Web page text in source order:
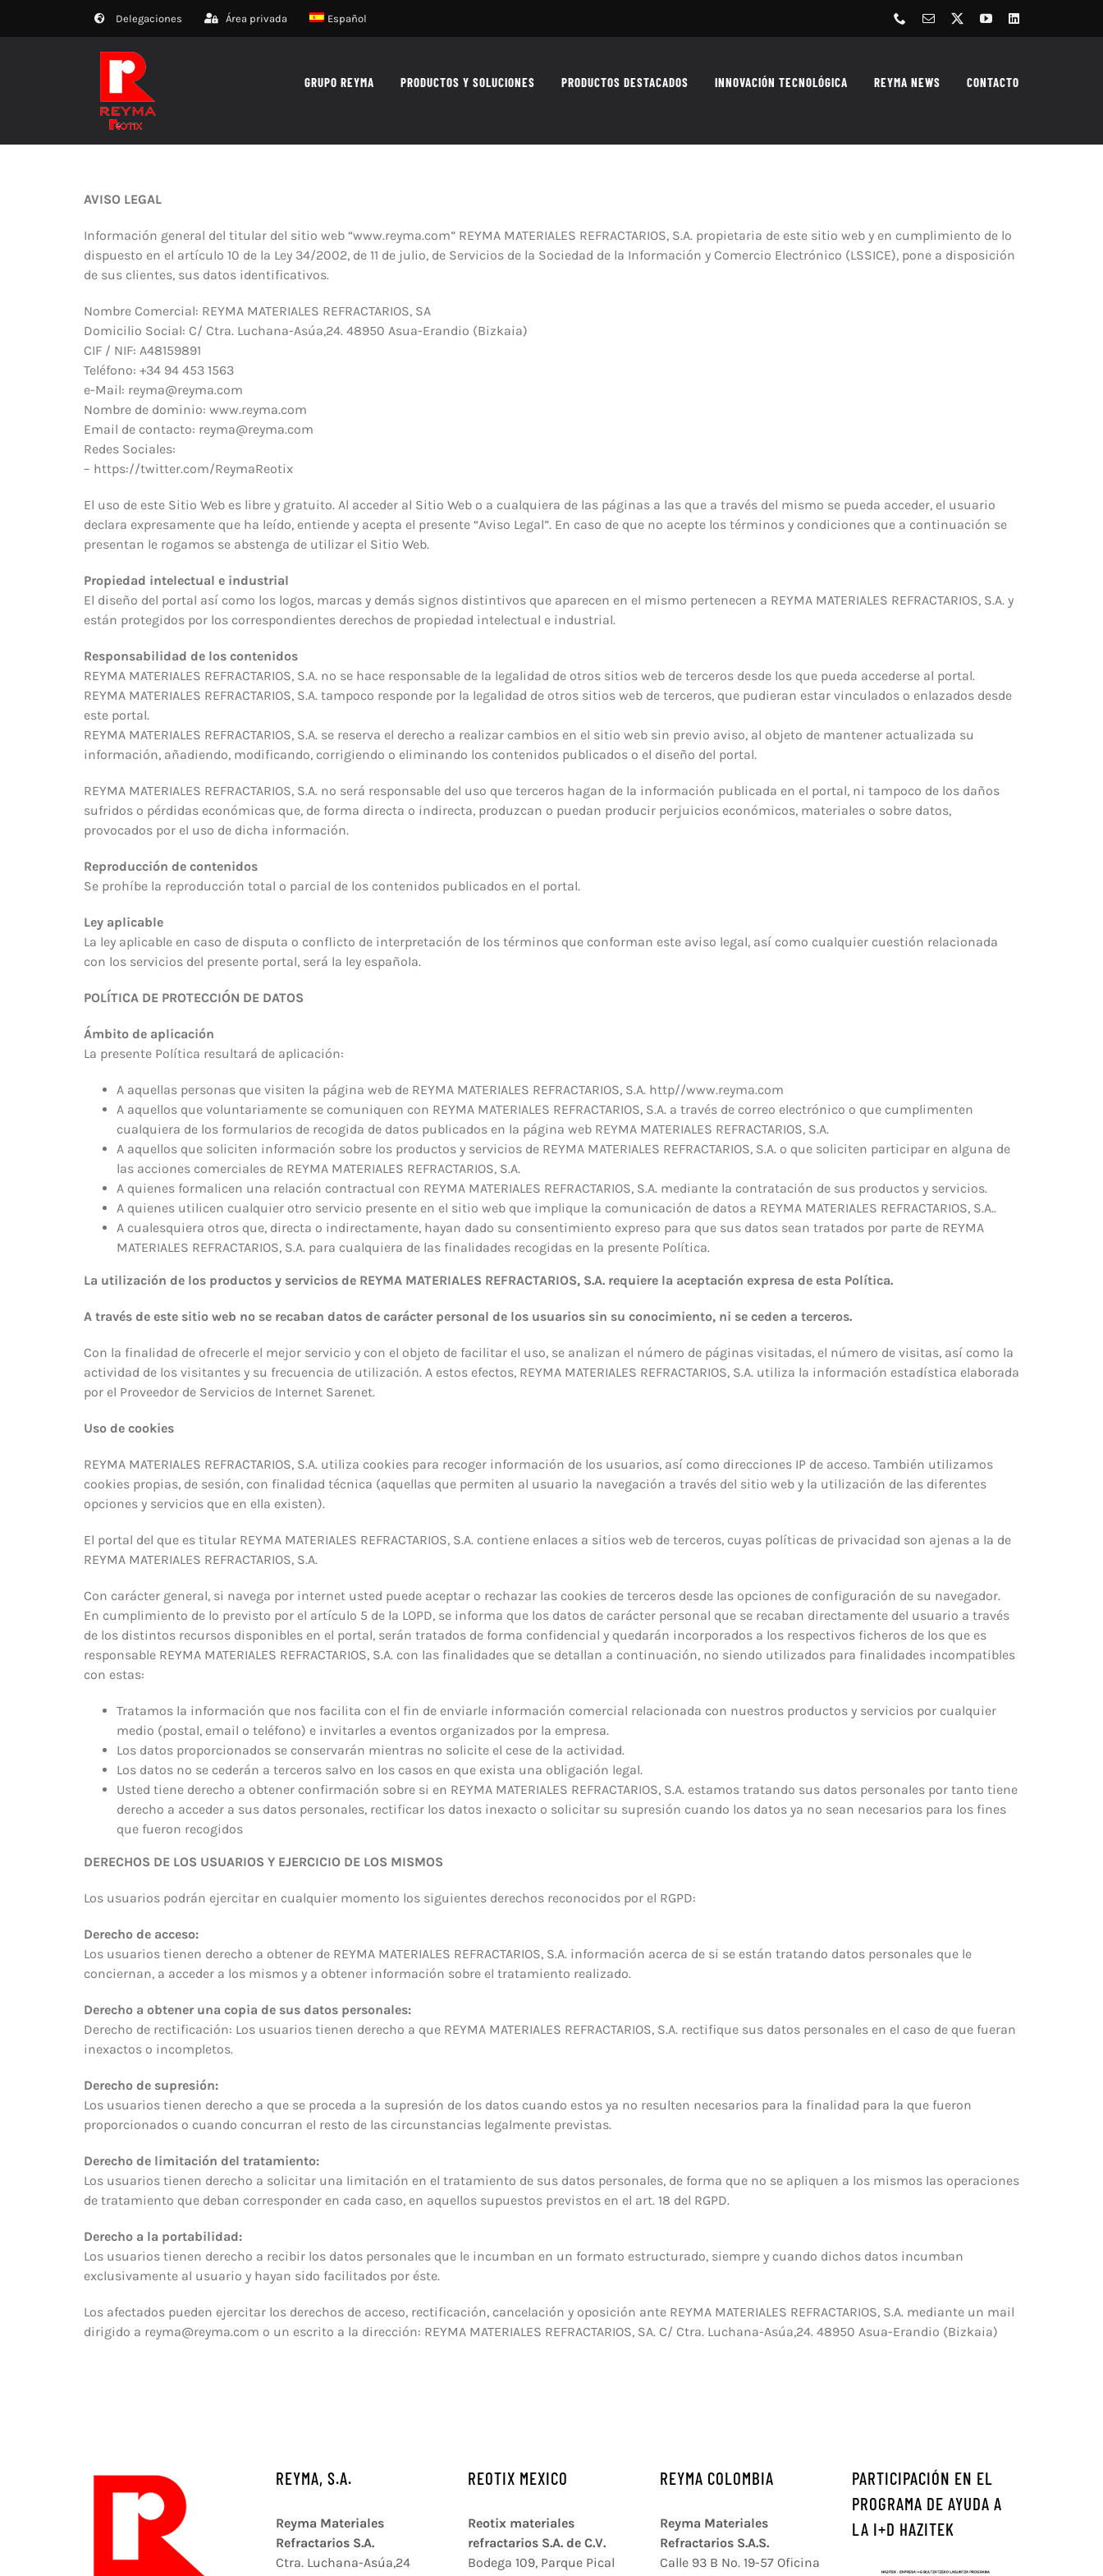
Delegaciones Área privada Español PhoneCorreo
YouTubeLinkedIn
GRUPO REYMA PRODUCTOS Y SOLUCIONES PRODUCTOS DESTACADOS INNOVACIÓN TECNOLÓGICA REYMA NEWS CONTACTO
AVISO LEGAL
Información general del titular del sitio web “www.reyma.com” REYMA MATERIALES REFRACTARIOS, S.A. propietaria de este sitio web y en cumplimiento de lo
dispuesto en el artículo 10 de la Ley 34/2002, de 11 de julio, de Servicios de la Sociedad de la Información y Comercio Electrónico (LSSICE), pone a disposición
de sus clientes, sus datos identificativos.
Nombre Comercial: REYMA MATERIALES REFRACTARIOS, SA
Domicilio Social: C/ Ctra. Luchana-Asúa,24. 48950 Asua-Erandio (Bizkaia)
CIF / NIF: A48159891
Teléfono: +34 94 453 1563
e-Mail: reyma@reyma.com
Nombre de dominio: www.reyma.com
Email de contacto: reyma@reyma.com
Redes Sociales:
– https://twitter.com/ReymaReotix
El uso de este Sitio Web es libre y gratuito. Al acceder al Sitio Web o a cualquiera de las páginas a las que a través del mismo se pueda acceder, el usuario
declara expresamente que ha leído, entiende y acepta el presente “Aviso Legal”. En caso de que no acepte los términos y condiciones que a continuación se
presentan le rogamos se abstenga de utilizar el Sitio Web.
Propiedad intelectual e industrial
El diseño del portal así como los logos, marcas y demás signos distintivos que aparecen en el mismo pertenecen a REYMA MATERIALES REFRACTARIOS, S.A. y
están protegidos por los correspondientes derechos de propiedad intelectual e industrial.
Responsabilidad de los contenidos
REYMA MATERIALES REFRACTARIOS, S.A. no se hace responsable de la legalidad de otros sitios web de terceros desde los que pueda accederse al portal.
REYMA MATERIALES REFRACTARIOS, S.A. tampoco responde por la legalidad de otros sitios web de terceros, que pudieran estar vinculados o enlazados desde
este portal.
REYMA MATERIALES REFRACTARIOS, S.A. se reserva el derecho a realizar cambios en el sitio web sin previo aviso, al objeto de mantener actualizada su
información, añadiendo, modificando, corrigiendo o eliminando los contenidos publicados o el diseño del portal.
REYMA MATERIALES REFRACTARIOS, S.A. no será responsable del uso que terceros hagan de la información publicada en el portal, ni tampoco de los daños
sufridos o pérdidas económicas que, de forma directa o indirecta, produzcan o puedan producir perjuicios económicos, materiales o sobre datos,
provocados por el uso de dicha información.
Reproducción de contenidos
Se prohíbe la reproducción total o parcial de los contenidos publicados en el portal.
Ley aplicable
La ley aplicable en caso de disputa o conflicto de interpretación de los términos que conforman este aviso legal, así como cualquier cuestión relacionada
con los servicios del presente portal, será la ley española.
POLÍTICA DE PROTECCIÓN DE DATOS
Ámbito de aplicación
La presente Política resultará de aplicación:
A aquellas personas que visiten la página web de REYMA MATERIALES REFRACTARIOS, S.A. http//www.reyma.com
A aquellos que voluntariamente se comuniquen con REYMA MATERIALES REFRACTARIOS, S.A. a través de correo electrónico o que cumplimenten
cualquiera de los formularios de recogida de datos publicados en la página web REYMA MATERIALES REFRACTARIOS, S.A.
A aquellos que soliciten información sobre los productos y servicios de REYMA MATERIALES REFRACTARIOS, S.A. o que soliciten participar en alguna de
las acciones comerciales de REYMA MATERIALES REFRACTARIOS, S.A.
A quienes formalicen una relación contractual con REYMA MATERIALES REFRACTARIOS, S.A. mediante la contratación de sus productos y servicios.
A quienes utilicen cualquier otro servicio presente en el sitio web que implique la comunicación de datos a REYMA MATERIALES REFRACTARIOS, S.A..
A cualesquiera otros que, directa o indirectamente, hayan dado su consentimiento expreso para que sus datos sean tratados por parte de REYMA
MATERIALES REFRACTARIOS, S.A. para cualquiera de las finalidades recogidas en la presente Política.
La utilización de los productos y servicios de REYMA MATERIALES REFRACTARIOS, S.A. requiere la aceptación expresa de esta Política.
A través de este sitio web no se recaban datos de carácter personal de los usuarios sin su conocimiento, ni se ceden a terceros.
Con la finalidad de ofrecerle el mejor servicio y con el objeto de facilitar el uso, se analizan el número de páginas visitadas, el número de visitas, así como la
actividad de los visitantes y su frecuencia de utilización. A estos efectos, REYMA MATERIALES REFRACTARIOS, S.A. utiliza la información estadística elaborada
por el Proveedor de Servicios de Internet Sarenet.
Uso de cookies
REYMA MATERIALES REFRACTARIOS, S.A. utiliza cookies para recoger información de los usuarios, así como direcciones IP de acceso. También utilizamos
cookies propias, de sesión, con finalidad técnica (aquellas que permiten al usuario la navegación a través del sitio web y la utilización de las diferentes
opciones y servicios que en ella existen).
El portal del que es titular REYMA MATERIALES REFRACTARIOS, S.A. contiene enlaces a sitios web de terceros, cuyas políticas de privacidad son ajenas a la de
REYMA MATERIALES REFRACTARIOS, S.A.
Con carácter general, si navega por internet usted puede aceptar o rechazar las cookies de terceros desde las opciones de configuración de su navegador.
En cumplimiento de lo previsto por el artículo 5 de la LOPD, se informa que los datos de carácter personal que se recaban directamente del usuario a través
de los distintos recursos disponibles en el portal, serán tratados de forma confidencial y quedarán incorporados a los respectivos ficheros de los que es
responsable REYMA MATERIALES REFRACTARIOS, S.A. con las finalidades que se detallan a continuación, no siendo utilizados para finalidades incompatibles
con estas:
Tratamos la información que nos facilita con el fin de enviarle información comercial relacionada con nuestros productos y servicios por cualquier
medio (postal, email o teléfono) e invitarles a eventos organizados por la empresa.
Los datos proporcionados se conservarán mientras no solicite el cese de la actividad.
Los datos no se cederán a terceros salvo en los casos en que exista una obligación legal.
Usted tiene derecho a obtener confirmación sobre si en REYMA MATERIALES REFRACTARIOS, S.A. estamos tratando sus datos personales por tanto tiene
derecho a acceder a sus datos personales, rectificar los datos inexacto o solicitar su supresión cuando los datos ya no sean necesarios para los fines
que fueron recogidos
DERECHOS DE LOS USUARIOS Y EJERCICIO DE LOS MISMOS
Los usuarios podrán ejercitar en cualquier momento los siguientes derechos reconocidos por el RGPD:
Derecho de acceso:
Los usuarios tienen derecho a obtener de REYMA MATERIALES REFRACTARIOS, S.A. información acerca de si se están tratando datos personales que le
conciernan, a acceder a los mismos y a obtener información sobre el tratamiento realizado.
Derecho a obtener una copia de sus datos personales:
Derecho de rectificación: Los usuarios tienen derecho a que REYMA MATERIALES REFRACTARIOS, S.A. rectifique sus datos personales en el caso de que fueran
inexactos o incompletos.
Derecho de supresión:
Los usuarios tienen derecho a que se proceda a la supresión de los datos cuando estos ya no resulten necesarios para la finalidad para la que fueron
proporcionados o cuando concurran el resto de las circunstancias legalmente previstas.
Derecho de limitación del tratamiento:
Los usuarios tienen derecho a solicitar una limitación en el tratamiento de sus datos personales, de forma que no se apliquen a los mismos las operaciones
de tratamiento que deban corresponder en cada caso, en aquellos supuestos previstos en el art. 18 del RGPD.
Derecho a la portabilidad:
Los usuarios tienen derecho a recibir los datos personales que le incumban en un formato estructurado, siempre y cuando dichos datos incumban
exclusivamente al usuario y hayan sido facilitados por éste.
Los afectados pueden ejercitar los derechos de acceso, rectificación, cancelación y oposición ante REYMA MATERIALES REFRACTARIOS, S.A. mediante un mail
dirigido a reyma@reyma.com o un escrito a la dirección: REYMA MATERIALES REFRACTARIOS, SA. C/ Ctra. Luchana-Asúa,24. 48950 Asua-Erandio (Bizkaia)
REYMA, S.A.
Reyma Materiales
Refractarios S.A.
Ctra. Luchana-Asúa,24
REOTIX MEXICO
Reotix materiales
refractarios S.A. de C.V.
Bodega 109, Parque Pical
REYMA COLOMBIA
Reyma Materiales
Refractarios S.A.S.
Calle 93 B No. 19-57 Oficina
PARTICIPACIÓN EN EL
PROGRAMA DE AYUDA A
LA I+D HAZITEK